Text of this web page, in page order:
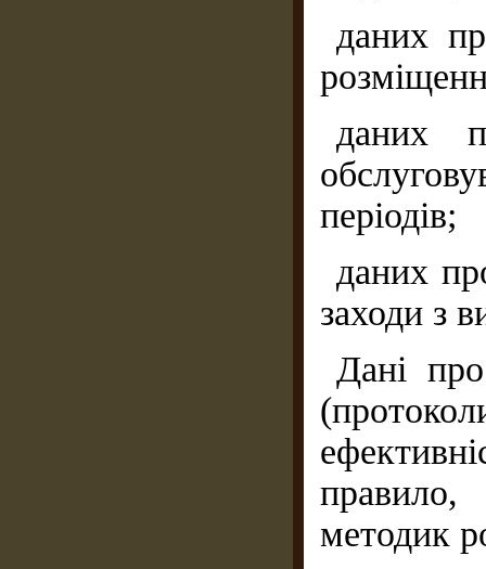
даних
даних
періодів;
даних
заходи з
Дані
методик